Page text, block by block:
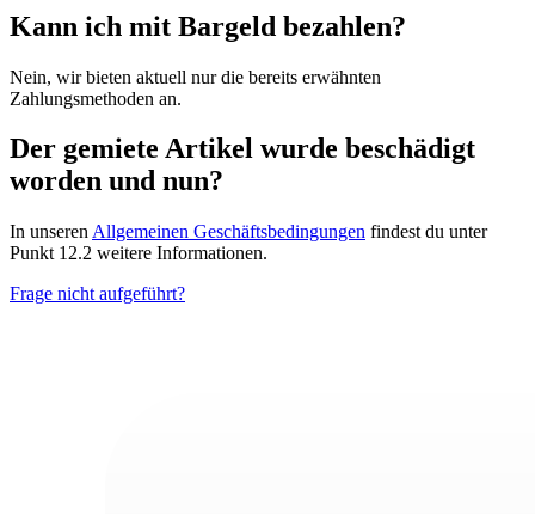
Kann ich mit Bargeld bezahlen?
Nein, wir bieten aktuell nur die bereits erwähnten
Zahlungsmethoden an.
Der gemiete Artikel wurde beschädigt
worden und nun?
In unseren Allgemeinen Geschäftsbedingungen findest du unter
Punkt 12.2 weitere Informationen.
Frage nicht aufgeführt?